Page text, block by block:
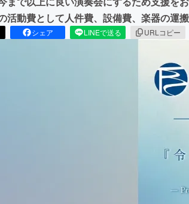
活動費として人件費、設備費、楽器の運
シェア LINEで送る URLコピー